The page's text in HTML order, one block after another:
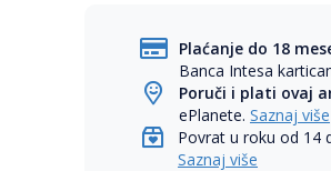
Plaćanje do 18
Banca Intesa
Poruči i plati ovaj
ePlanete.Saznaj više
Povrat u roku od 14
Saznaj više